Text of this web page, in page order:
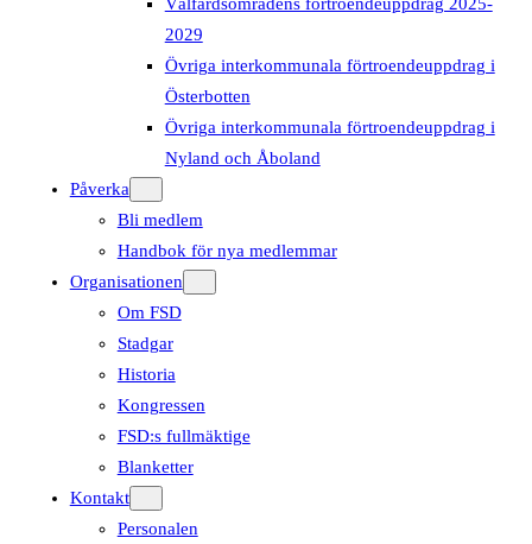
2029
Övriga interkommunala förtroendeuppdrag i
Österbotten
Övriga interkommunala förtroendeuppdrag i
Nyland och Åboland
Påverka
Bli medlem
Handbok för nya medlemmar
Organisationen
Om FSD
Stadgar
Historia
Kongressen
FSD:s fullmäktige
Blanketter
Kontakt
Personalen